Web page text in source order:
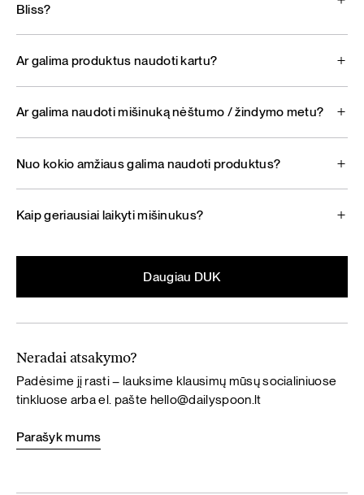
Bliss?
Ar galima produktus naudoti kartu?
Ar galima naudoti mišinuką nėštumo / žindymo metu?
Nuo kokio amžiaus galima naudoti produktus?
Kaip geriausiai laikyti mišinukus?
Daugiau DUK
Neradai atsakymo?
Padėsime jį rasti – lauksime klausimų mūsų socialiniuose
tinkluose arba el. pašte hello@dailyspoon.lt
Parašyk mums